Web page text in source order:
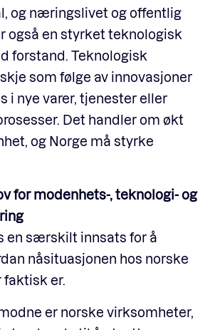
og næringslivet og offentlig
også en styrket teknologisk
forstand. Teknologisk
som følge av innovasjoner
i nye varer, tjenester eller
Det handler om økt
og Norge må styrke
for modenhets-, teknologi- og
en særskilt innsats for å
nåsituasjonen hos norske
er.
er norske virksomheter,